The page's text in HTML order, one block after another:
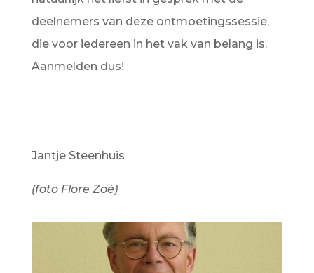
deelnemers van deze ontmoetingssessie,
die voor iedereen in het vak van belang is.
Aanmelden dus!
Jantje Steenhuis
(foto Flore Zoé)